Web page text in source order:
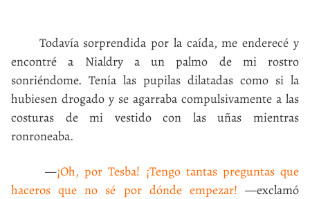
Todavía sorprendida por la caída, me enderecé y
encontré a Nialdry a un palmo de mi rostro
sonriéndome. Tenía las pupilas dilatadas como si la
hubiesen drogado y se agarraba compulsivamente a las
costuras de mi vestido con las uñas mientras
ronroneaba.
—¡Oh, por Tesba! ¡Tengo tantas preguntas que
haceros que no sé por dónde empezar! —exclamó